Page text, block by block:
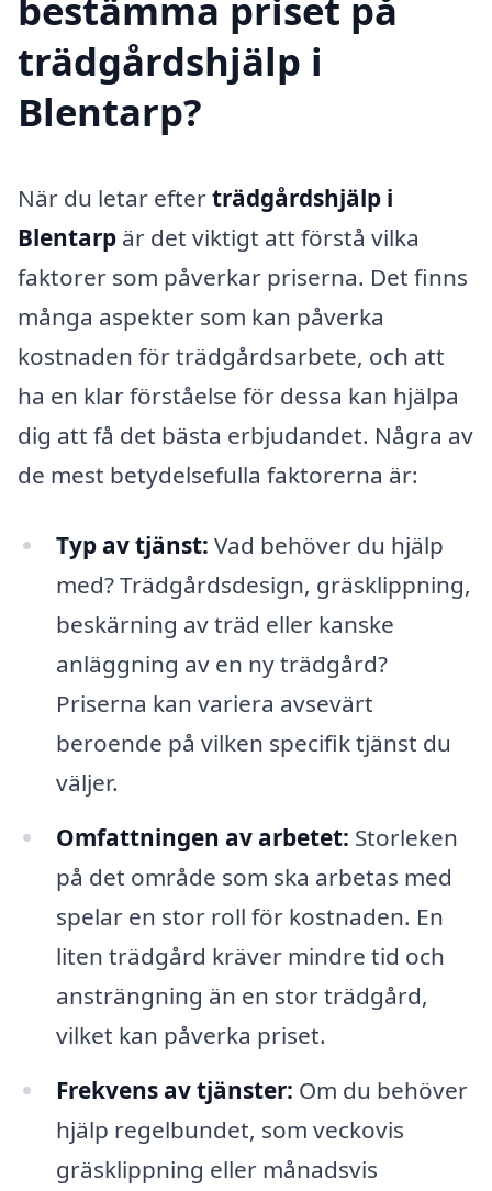
bestämma priset på
trädgårdshjälp i
Blentarp?
När du letar efterträdgårdshjälp i
Blentarp är det viktigt att förstå vilka
faktorer som påverkar priserna. Det finns
många aspekter som kan påverka
kostnaden för trädgårdsarbete, och att
ha en klar förståelse för dessa kan hjälpa
dig att få det bästa erbjudandet. Några av
de mest betydelsefulla faktorerna är:
Typ av tjänst: Vad behöver du hjälp
med? Trädgårdsdesign, gräsklippning,
beskärning av träd eller kanske
anläggning av en ny trädgård?
Priserna kan variera avsevärt
beroende på vilken specifik tjänst du
väljer.
Omfattningen av arbetet: Storleken
på det område som ska arbetas med
spelar en stor roll för kostnaden. En
liten trädgård kräver mindre tid och
ansträngning än en stor trädgård,
vilket kan påverka priset.
Frekvens av tjänster: Om du behöver
hjälp regelbundet, som veckovis
gräsklippning eller månadsvis